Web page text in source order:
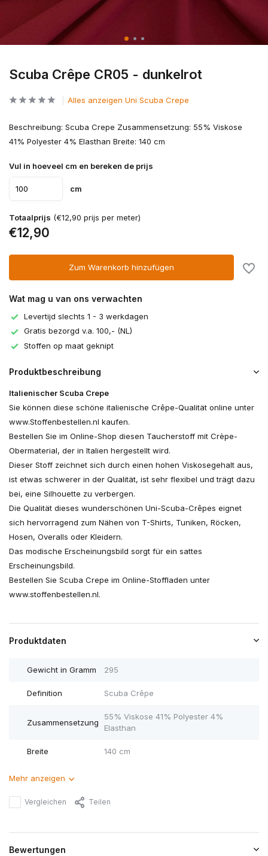
Scuba Crêpe CR05 - dunkelrot
Alles anzeigen Uni Scuba Crepe
Beschreibung: Scuba Crepe Zusammensetzung: 55% Viskose
41% Polyester 4% Elasthan Breite: 140 cm
Vul in hoeveel cm en bereken de prijs
cm
Totaalprijs (€12,90 prijs per meter)
€12,90
Zum Warenkorb hinzufügen
Wat mag u van ons verwachten
Levertijd slechts 1 - 3 werkdagen
Gratis bezorgd v.a. 100,- (NL)
Stoffen op maat geknipt
Produktbeschreibung
Italienischer Scuba Crepe
Sie können diese schöne italienische Crêpe-Qualität online unter
www.Stoffenbestellen.nl kaufen.
Bestellen Sie im Online-Shop diesen Taucherstoff mit Crèpe-
Obermaterial, der in Italien hergestellt wird.
Dieser Stoff zeichnet sich durch einen hohen Viskosegehalt aus,
ist etwas schwerer in der Qualität, ist sehr flexibel und trägt dazu
bei, eine Silhouette zu verbergen.
Die Qualität dieses wunderschönen Uni-Scuba-Crêpes eignet
sich hervorragend zum Nähen von T-Shirts, Tuniken, Röcken,
Hosen, Overalls oder Kleidern.
Das modische Erscheinungsbild sorgt für ein sattes
Erscheinungsbild.
Bestellen Sie Scuba Crepe im Online-Stoffladen unter
www.stoffenbestellen.nl.
Produktdaten
Gewicht in Gramm 295
Definition Scuba Crêpe
Zusammensetzung
55% Viskose 41% Polyester 4%
Elasthan
Breite 140 cm
Mehr anzeigen
Vergleichen Teilen
Bewertungen